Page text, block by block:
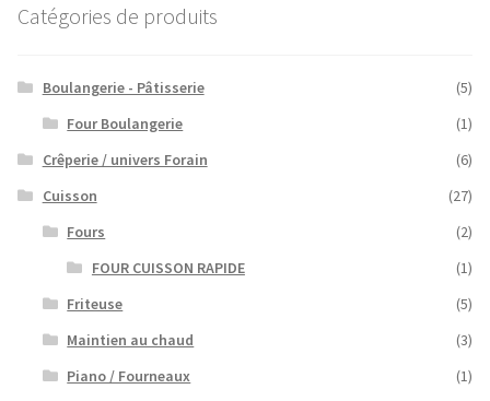
Catégories de produits
Boulangerie - Pâtisserie
(5)
Four Boulangerie
(1)
Crêperie / univers Forain
(6)
Cuisson
(27)
Fours
(2)
FOUR CUISSON RAPIDE
(1)
Friteuse
(5)
Maintien au chaud
(3)
Piano / Fourneaux
(1)